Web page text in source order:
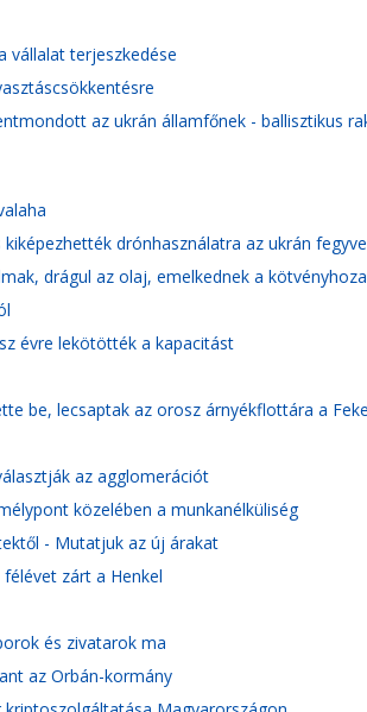
vállalat terjeszkedése
az ukrán államfőnek - ballisztikus
drónhasználatra az ukrán
drágul az olaj, emelkednek a
évre lekötötték a kapacitást
be, lecsaptak az orosz árnyékflottára a
az agglomerációt
közelében a munkanélküliség
- Mutatjuk az új árakat
zárt a Henkel
és zivatarok ma
az Orbán-kormány